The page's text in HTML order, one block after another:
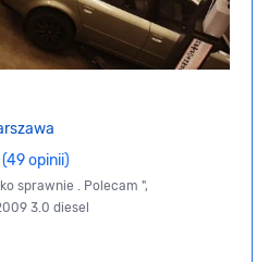
(49 opinii)
sprawnie . Polecam ",
3.0 diesel